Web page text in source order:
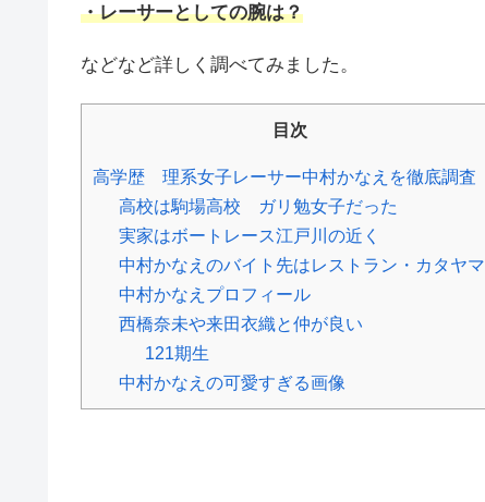
・レーサーとしての腕は？
などなど詳しく調べてみました。
目次
高学歴 理系女子レーサー中村かなえを徹底調査
高校は駒場高校 ガリ勉女子だった
実家はボートレース江戸川の近く
中村かなえのバイト先はレストラン・カタヤマ
中村かなえプロフィール
西橋奈未や来田衣織と仲が良い
121期生
中村かなえの可愛すぎる画像